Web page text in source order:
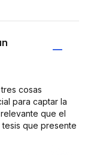
cosas
para captar la
que el
que presente